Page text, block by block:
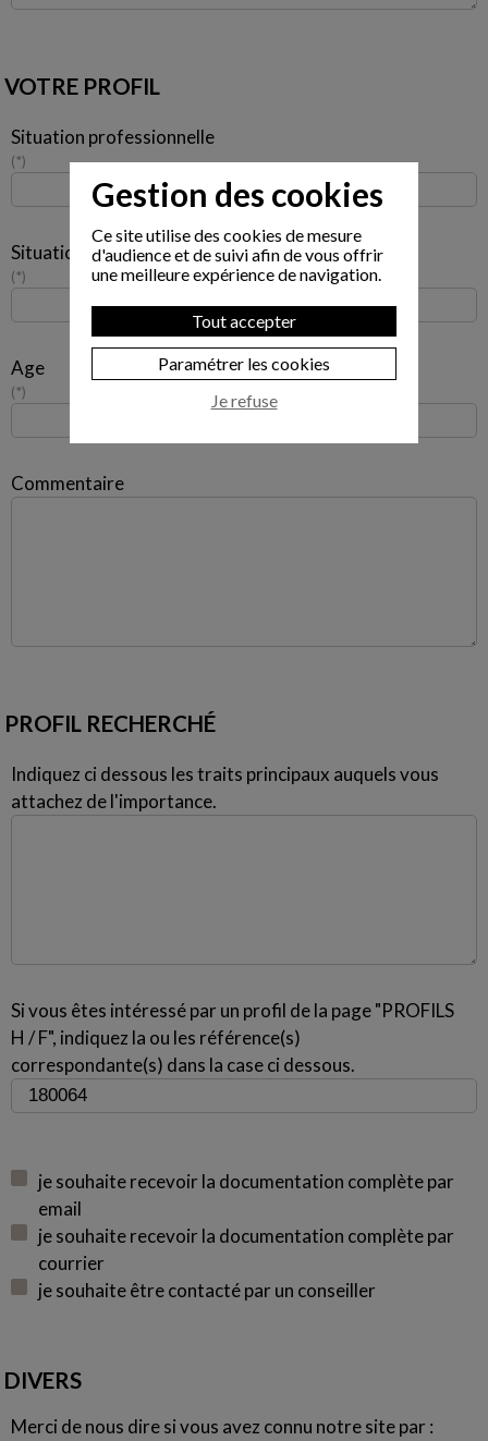
VOTRE PROFIL
Situation professionnelle
*
Situation familiale
*
Age
*
Commentaire
PROFIL RECHERCHÉ
Indiquez ci dessous les traits principaux auquels vous
attachez de l'importance.
Si vous êtes intéressé par un profil de la page "PROFILS
H / F", indiquez la ou les référence(s)
correspondante(s) dans la case ci dessous.
je souhaite recevoir la documentation complète par
email
je souhaite recevoir la documentation complète par
courrier
je souhaite être contacté par un conseiller
DIVERS
Merci de nous dire si vous avez connu notre site par :
Gestion des cookies
Ce site utilise des cookies de mesure
d'audience et de suivi afin de vous offrir
une meilleure expérience de navigation.
Tout accepter
Paramétrer les cookies
Je refuse